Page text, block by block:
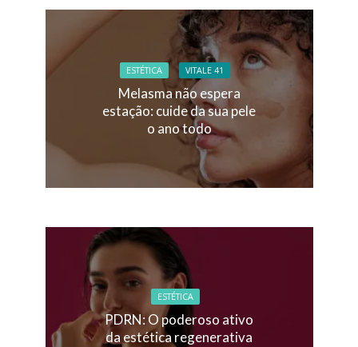
ESTÉTICA VITALE 41
Melasma não espera
estação: cuide da sua pele
o ano todo
ESTÉTICA
PDRN: O poderoso ativo
da estética regenerativa